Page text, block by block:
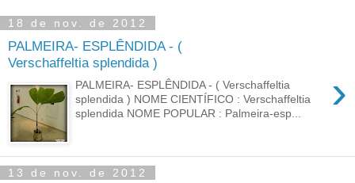
18 de nov. de 2012
PALMEIRA- ESPLÊNDIDA - (
Verschaffeltia splendida )
›
PALMEIRA- ESPLÊNDIDA - ( Verschaffeltia
splendida ) NOME CIENTÍFICO : Verschaffeltia
splendida NOME POPULAR : Palmeira-esp...
13 de nov. de 2012